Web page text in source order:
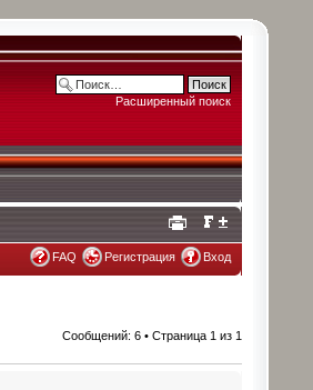
Расширенный поиск
FAQ Регистрация Вход
Сообщений: 6 • Страница 1 из 1